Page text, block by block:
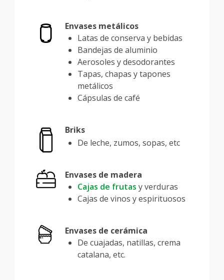
Envases metálicos
Latas de conserva y bebidas
Bandejas de aluminio
Aerosoles y desodorantes
Tapas, chapas y tapones
metálicos
Cápsulas de café
Briks
De leche, zumos, sopas, etc
Envases de madera
Cajas de frutas y verduras
Cajas de vinos y espirituosos
Envases de cerámica
De cuajadas, natillas, crema
catalana, etc.